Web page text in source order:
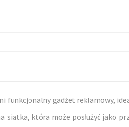
funkcjonalny gadżet reklamowy,
siatka, która może posłużyć jako